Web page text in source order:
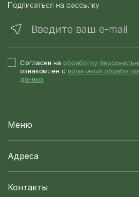
Подписаться на рассылку
Введите ваш e-mail
Согласен на обработку
ознакомлен с политикой
данных
Меню
Адреса
Контакты